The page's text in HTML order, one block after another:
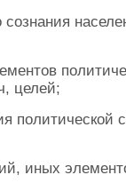
целей;
политической
иных